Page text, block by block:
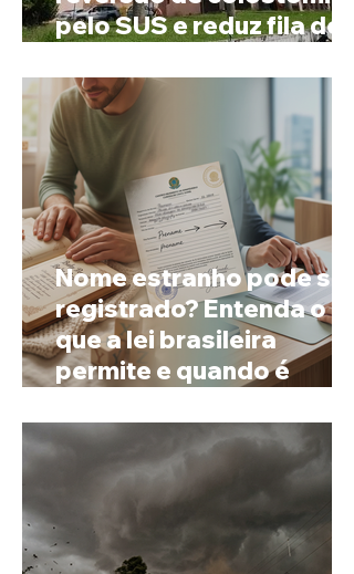
pelo SUS e reduz fila de
Nome estranho pode ser
registrado? Entenda o
que a lei brasileira
permite e quando é
prenome